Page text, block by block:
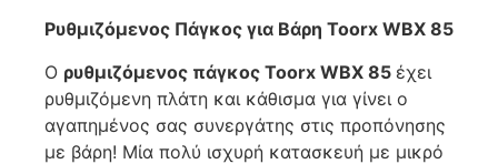
Ρυθμιζόμενος Πάγκος για Βάρη Toorx WBX 85
Ο ρυθμιζόμενος πάγκος Toorx WBX 85 έχει
ρυθμιζόμενη πλάτη και κάθισμα για γίνει ο
αγαπημένος σας συνεργάτης στις προπόνησης
με βάρη! Μία πολύ ισχυρή κατασκευή με μικρό